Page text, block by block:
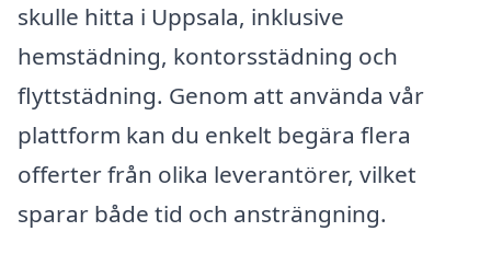
skulle hitta i Uppsala, inklusive
hemstädning, kontorsstädning och
flyttstädning. Genom att använda vår
plattform kan du enkelt begära flera
offerter från olika leverantörer, vilket
sparar både tid och ansträngning.